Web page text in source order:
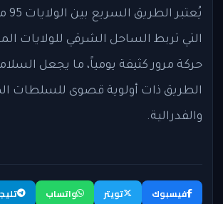
التي تربط الساحل الشرقي للولايات
حركة مرور كثيفة يومياً، ما يجعل
الطريق ذات أولوية قصوى للسلطات
والفدرالية.
فيسبوك تويتر واتساب